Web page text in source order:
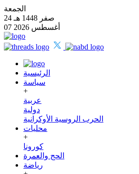
الجمعة
24 صفر 1448 هـ
07 أغسطس 2026
الرئيسية
سياسة
+
عربية
دولية
الحرب الروسية الأوكرانية
محليات
+
كورونا
الحج والعمرة
رياضة